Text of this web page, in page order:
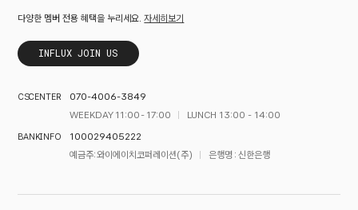
다양한 멤버 전용 혜택을 누리세요.자세히보기
INFLUX JOIN US
CS CENTER
070-4006-3849
WEEKDAY 11:00 - 17:00
LUNCH 13:00 - 14:00
BANK INFO
100029405222
예금주 : 와이에이치코퍼레이션(주)
은행명 : 신한은행